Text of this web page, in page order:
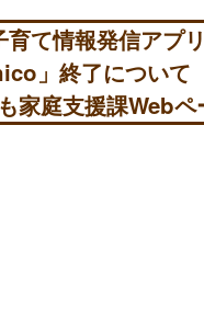
育て情報発信アプ
」終了について
家庭支援課Web